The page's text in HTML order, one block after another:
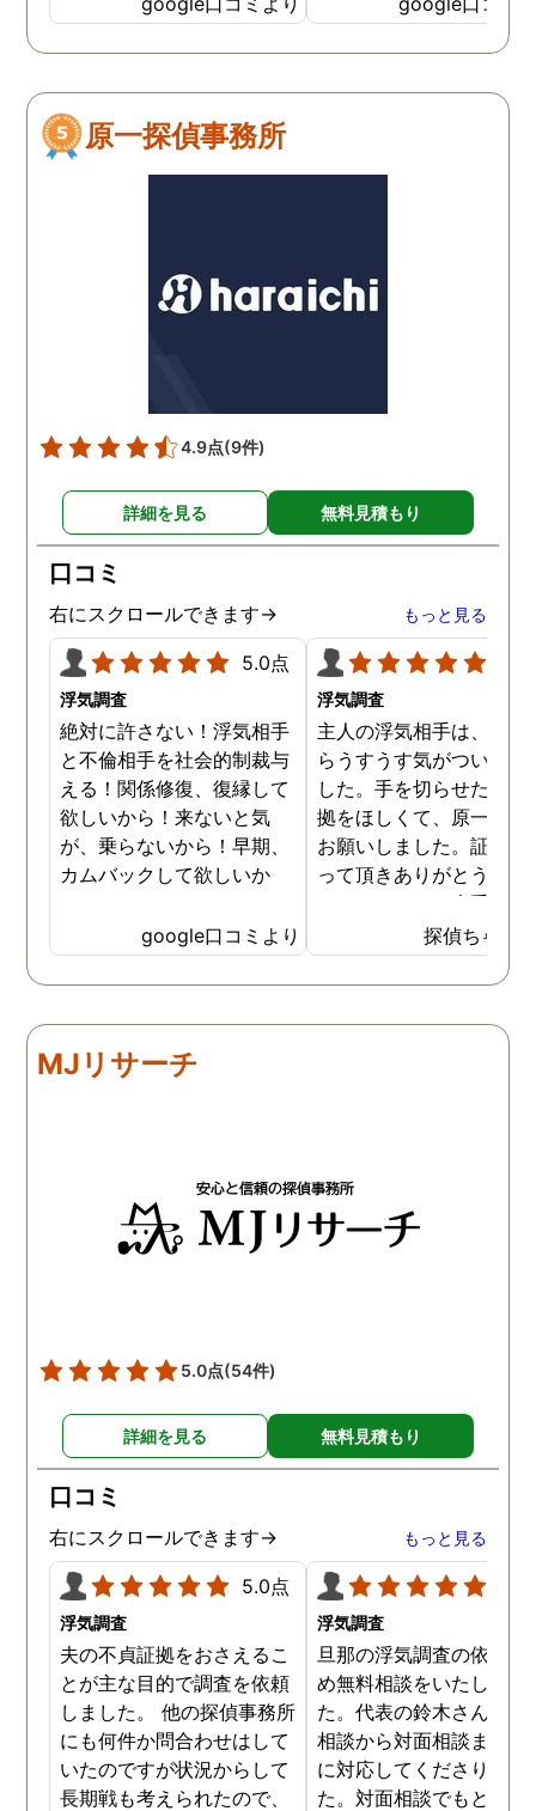
てくださっていることが伝
わってくるLINEをいただき
みると、旭法さんの第一声
は、「奥さん、ちゃんと食
べれてますか？ちゃんと眠
とにしました。 旭法さん
は、何度も何度も私の相談
談もできなかった私を救っ
てくれたのは、紛れもなく
旭法さんです。 調査場所が
旭川市外の時もありました
が、長年の経験とプロの対
応力を持ってして、見事に
証拠を掴んでくれました。
調査内容も料金も納得。何
より、信頼できます。 私
に、一歩踏み出す勇気と戦
う力を与えてくれた旭法さ
んには感謝しています。
原一探偵事務所
4.9点(9件)
詳細を見る 無料見積もり
口コミ
右にスクロールできます→ もっと見る
5.0点
浮気調査
絶対に許さない！浮気相手
と不倫相手を社会的制裁与
える！関係修復、復縁して
欲しいから！来ないと気
が、乗らないから！早期、
カムバックして欲しいか
google口コミより
浮気調査
主人の浮気相手は、以前
らうすうす気がついてい
した。手を切らせたくて
拠をほしくて、原一さん
お願いしました。証拠を
って頂きありがとうござ
ました。やはり大手の会
は違いますね。探偵ちゃん
MJリサーチ
5.0点(54件)
詳細を見る 無料見積もり
口コミ
右にスクロールできます→ もっと見る
5.0点
浮気調査
夫の不貞証拠をおさえるこ
とが主な目的で調査を依頼
しました。 他の探偵事務所
にも何件か問合わせはして
いたのですが状況からして
長期戦も考えられたので、
浮気調査
旦那の浮気調査の依頼の
め無料相談をいたしまし
た。代表の鈴木さんが電
相談から対面相談まです
に対応してくださりまし
た。対面相談でもとても